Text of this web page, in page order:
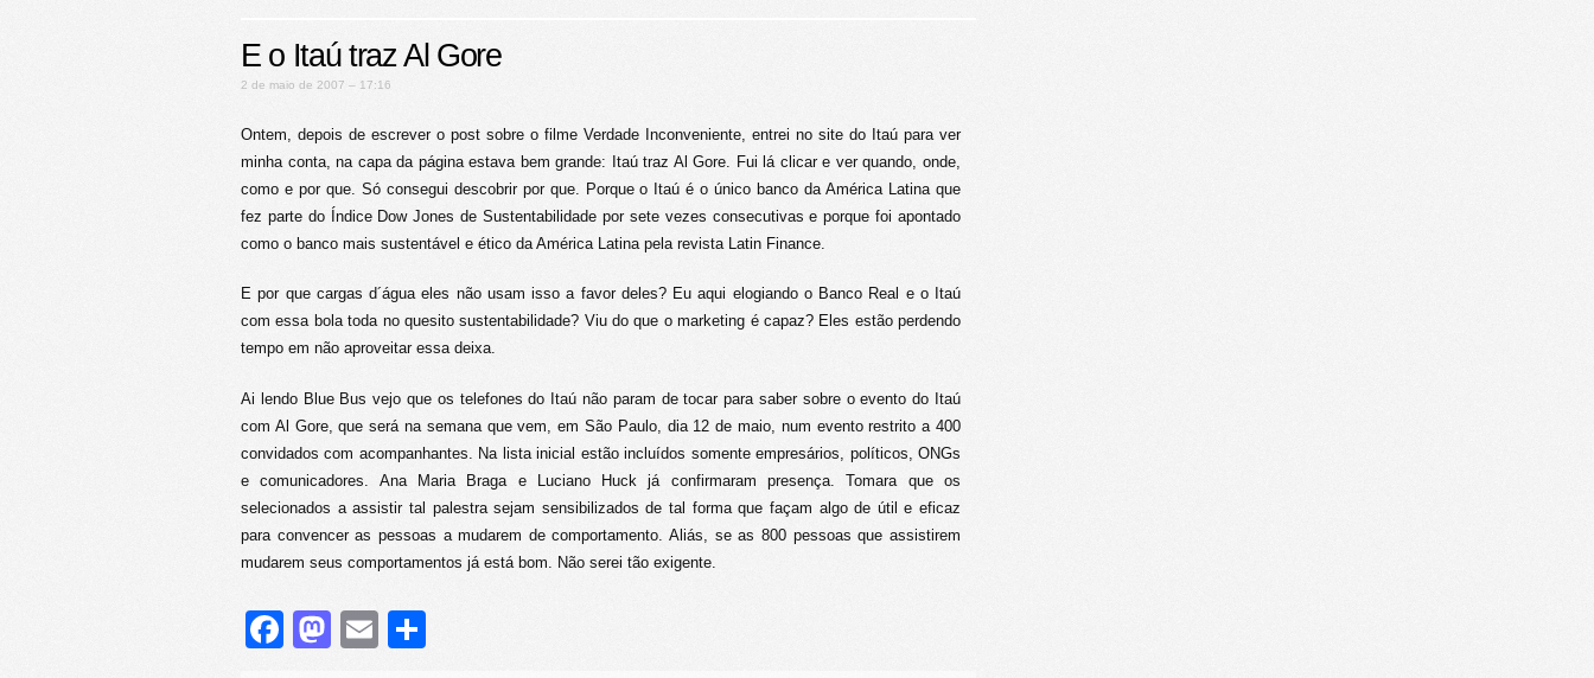
E o Itaú traz Al Gore
2 de maio de 2007 – 17:16
Ontem, depois de escrever o post sobre o filme Verdade Inconveniente, entrei no site do Itaú para ver
minha conta, na capa da página estava bem grande: Itaú traz Al Gore. Fui lá clicar e ver quando, onde,
como e por que. Só consegui descobrir por que. Porque o Itaú é o único banco da América Latina que
fez parte do Índice Dow Jones de Sustentabilidade por sete vezes consecutivas e porque foi apontado
como o banco mais sustentável e ético da América Latina pela revista Latin Finance.
E por que cargas d´água eles não usam isso a favor deles? Eu aqui elogiando o Banco Real e o Itaú
com essa bola toda no quesito sustentabilidade? Viu do que o marketing é capaz? Eles estão perdendo
tempo em não aproveitar essa deixa.
Ai lendo Blue Bus vejo que os telefones do Itaú não param de tocar para saber sobre o evento do Itaú
com Al Gore, que será na semana que vem, em São Paulo, dia 12 de maio, num evento restrito a 400
convidados com acompanhantes. Na lista inicial estão incluídos somente empresários, políticos, ONGs
e comunicadores. Ana Maria Braga e Luciano Huck já confirmaram presença. Tomara que os
selecionados a assistir tal palestra sejam sensibilizados de tal forma que façam algo de útil e eficaz
para convencer as pessoas a mudarem de comportamento. Aliás, se as 800 pessoas que assistirem
mudarem seus comportamentos já está bom. Não serei tão exigente.
Facebook
Mastodon
Email